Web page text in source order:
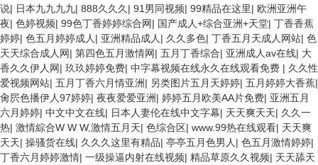
说| 日本九九九九| 888久久久 | 91男同视频| 99精品在这里| 欧洲亚洲午
夜| 色婷视频| 99色丁香婷婷综合网| 国产成人+综合亚洲+天堂| 丁香香蕉
婷婷| 色五月婷婷成人 | 亚洲精品成人 | 久久多色| 丁香五月天成人网站| 色
天天综合成人网| 第四色五月激情网| 五月丁香综合| 亚洲成人av在线| 大
香久久伊人网| 玖玖婷婷免费| 中字幕视频在线永久在线观看免费 | 久久性
爱视频网站| 五月丁香六月情亚洲| 另类图片五月天婷婷| 五月婷婷大香蕉|
肏屄色播伊人97婷婷| 夜夜爱爱亚洲| 婷婷五月欧美AA片免费| 亚洲五月
六月婷婷| 中文中文在线| 日本人妻伦在线中文字幕| 天天爽天天| 久久一
热| 激情綜合W W W,激情五月天| 色综合区| www.99热在线观看| 天天爽
天天| 操骚货在线| 久久久这里有精品| 亭亭五月色男人 | 色五月激情婷婷|
丁香六月婷婷激情| 一级操逼内射在线视频| 精品草原久久视频| 天天舔天